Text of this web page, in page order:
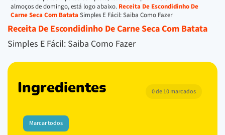
almoços de domingo, está logo abaixo. Receita De Escondidinho De
Carne Seca Com Batata Simples E Fácil: Saiba Como Fazer
Receita De Escondidinho De Carne Seca Com Batata
Simples E Fácil: Saiba Como Fazer
Ingredientes 0 de 10 marcados
Marcar todos